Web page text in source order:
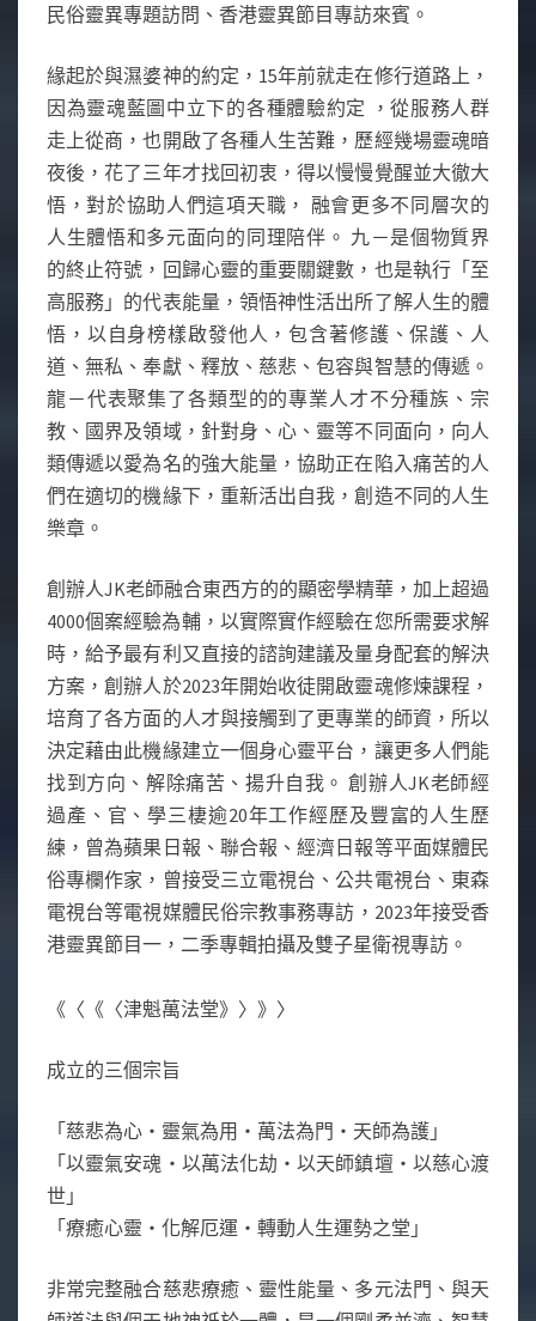
民俗靈異專題訪問、香港靈異節目專訪來賓。
緣起於與濕婆神的約定，15年前就走在修行道路上，
因為靈魂藍圖中立下的各種體驗約定 ，從服務人群
走上從商，也開啟了各種人生苦難，歷經幾場靈魂暗
夜後，花了三年才找回初衷，得以慢慢覺醒並大徹大
悟，對於協助人們這項天職， 融會更多不同層次的
人生體悟和多元面向的同理陪伴。 九－是個物質界
的終止符號，回歸心靈的重要關鍵數，也是執行「至
高服務」的代表能量，領悟神性活出所了解人生的體
悟，以自身榜樣啟發他人，包含著修護、保護、人
道、無私、奉獻、釋放、慈悲、包容與智慧的傳遞。
龍－代表聚集了各類型的的專業人才不分種族、宗
教、國界及領域，針對身、心、靈等不同面向，向人
類傳遞以愛為名的強大能量，協助正在陷入痛苦的人
們在適切的機緣下，重新活出自我，創造不同的人生
樂章。
創辦人JK老師融合東西方的的顯密學精華，加上超過
4000個案經驗為輔，以實際實作經驗在您所需要求解
時，給予最有利又直接的諮詢建議及量身配套的解決
方案，創辦人於2023年開始收徒開啟靈魂修煉課程，
培育了各方面的人才與接觸到了更專業的師資，所以
決定藉由此機緣建立一個身心靈平台，讓更多人們能
找到方向、解除痛苦、揚升自我。 創辦人JK老師經
過產、官、學三棲逾20年工作經歷及豐富的人生歷
練，曾為蘋果日報、聯合報、經濟日報等平面媒體民
俗專欄作家，曾接受三立電視台、公共電視台、東森
電視台等電視媒體民俗宗教事務專訪，2023年接受香
港靈異節目一，二季專輯拍攝及雙子星衛視專訪。
《〈《〈津魁萬法堂》〉》〉
成立的三個宗旨
「慈悲為心・靈氣為用・萬法為門・天師為護」
「以靈氣安魂・以萬法化劫・以天師鎮壇・以慈心渡
世」
「療癒心靈・化解厄運・轉動人生運勢之堂」
非常完整融合慈悲療癒、靈性能量、多元法門、與天